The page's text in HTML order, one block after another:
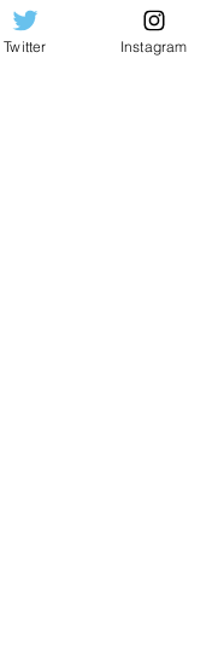
katanya.
Twitter Instagram